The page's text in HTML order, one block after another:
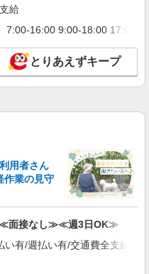
給
7:00-16:00 9:00-18:00
とりあえずキープ
用者さん
作業の見守
≪面接なし≫≪週3日OK≫
有/週払い有/交通費全支給(ガ